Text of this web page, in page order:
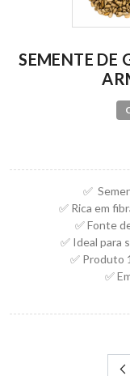
SEMENTE DE
✅
✅ Rica em
✅ Fonte
✅ Ideal para
✅ Produto
✅